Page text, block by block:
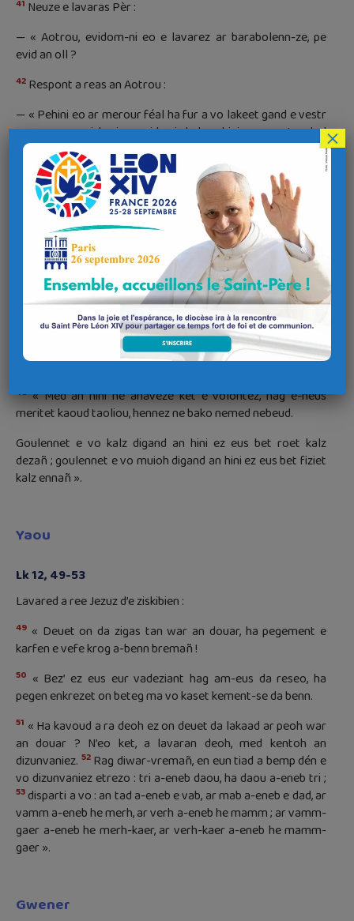
41 Neuze e lavaras Pèr :
— « Aotrou, evidom-ni eo e lavarez ar barabolenn-ze, pe
evid an oll ?
42 Respont a reas an Aotrou :
— « Pehini eo ar merour féal ha fur a vo lakeet gand e vestr
e penn e zervicherien, evid rei da bep hini, er poent, e lod
gwiniz ?43Eüruz ar zervicher-ze a vo kavet gand e vestr oh
ober evel-se, pa zistroio.44 E gwirionez, e lavaran deoh :
lakaad a raio anezañ da vestr war e oll vadou.
« Med, ma lavar ar zervicher-ze ennañ e-unan : « Dalea a
ra va mestr da zond », ha ma stag da skei gand ar vevelien
hag ar mitizien, da zebri, da eva, ha d’en em vezvi,46 neuze, pa
zigouezo ar mestr d’an devez n’ema ket e zervicher o hortoz,
ha d’an eur ne oar ket, e kaso anezañ diwar e dro, hag e vo
lakeet gantañ e-touez an dud difeiz.
« Paka a raio kalz taoliou ar zervicher, hag a anavez
bolontez e vestr, ha n’e-neus aozet netra, na greet hervez e
volontez.
48« Med an hini ne anaveze ket e volontez, hag e-neus
meritet kaoud taoliou, hennez ne bako nemed nebeud.
Goulennet e vo kalz digand an hini ez eus bet roet kalz
dezañ ; goulennet e vo muioh digand an hini ez eus bet fiziet
kalz ennañ ».
Yaou
Lk 12, 49-53
Lavared a ree Jezuz d’e ziskibien :
49 « Deuet on da zigas tan war an douar, ha pegement e
karfen e vefe krog a-benn bremañ !
50 « Bez’ ez eus eur vadeziant hag am-eus da reseo, ha
pegen enkrezet on beteg ma vo kaset kement-se da benn.
51 « Ha kavoud a ra deoh ez on deuet da lakaad ar peoh war
an douar ? N’eo ket, a lavaran deoh, med kentoh an
dizunvaniez. 52Rag diwar-vremañ, en eun tiad a bemp dén e
vo dizunvaniez etrezo : tri a-eneb daou, ha daou a-eneb tri ;
53 disparti a vo : an tad a-eneb e vab, ar mab a-eneb e dad, ar
vamm a-eneb he merh, ar verh a-eneb he mamm ; ar vamm-
gaer a-eneb he merh-kaer, ar verh-kaer a-eneb he mamm-
gaer ».
Gwener
×